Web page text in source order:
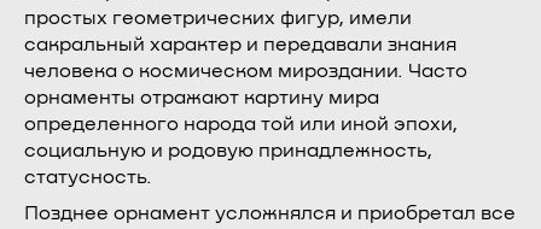
простых геометрических фигур, имели
сакральный характер и передавали знания
человека о космическом мироздании. Часто
орнаменты отражают картину мира
определенного народа той или иной эпохи,
социальную и родовую принадлежность,
статусность.
Позднее орнамент усложнялся и приобретал все